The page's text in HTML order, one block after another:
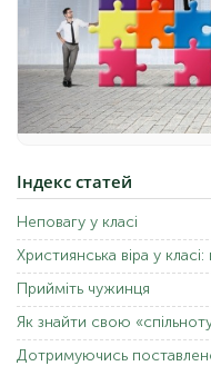
Індекс статей
Неповагу у класі
Християнська віра у
Прийміть чужинця
Як знайти свою
Дотримуючись